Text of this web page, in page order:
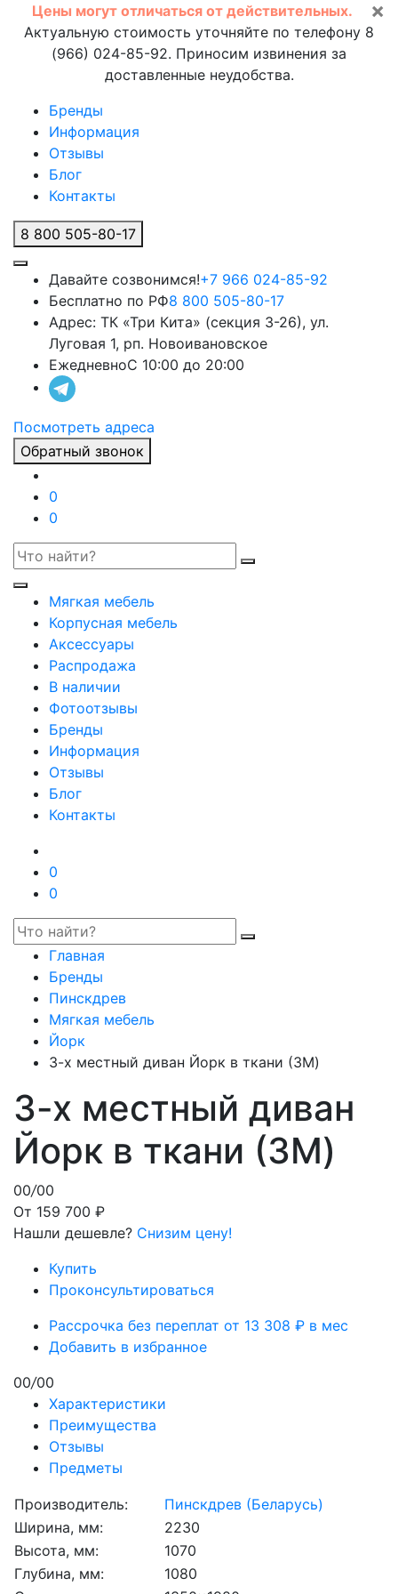
×
Цены могут отличаться от действительных.
Актуальную стоимость уточняйте по телефону 8
(966) 024-85-92. Приносим извинения за
доставленные неудобства.
Бренды
Информация
Отзывы
Блог
Контакты
8 800 505-80-17
Давайте созвонимся!+7 966 024-85-92
Бесплатно по РФ8 800 505-80-17
Адрес: ТК «Три Кита» (секция 3-26), ул.
Луговая 1, рп. Новоивановское
ЕжедневноС 10:00 до 20:00
Посмотреть адреса
Обратный звонок
0
0
Мягкая мебель
Корпусная мебель
Аксессуары
Распродажа
В наличии
Фотоотзывы
Бренды
Информация
Отзывы
Блог
Контакты
0
0
Главная
Бренды
Пинскдрев
Мягкая мебель
Йорк
3-х местный диван Йорк в ткани (3M)
3-х местный диван
Йорк в ткани (3M)
00/00
От 159 700 ₽
Нашли дешевле? Снизим цену!
Купить
Проконсультироваться
Рассрочка без переплат от 13 308 ₽ в мес
Добавить в избранное
00/00
Характеристики
Преимущества
Отзывы
Предметы
Производитель:
Пинскдрев (Беларусь)
Ширина, мм:
2230
Высота, мм:
1070
Глубина, мм:
1080